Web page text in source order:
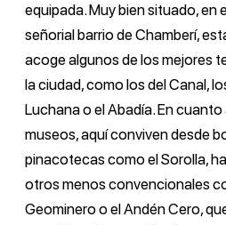
equipada. Muy bien situado, en
señorial barrio de Chamberí,
acoge algunos de los mejores
la ciudad, como los del Canal,
Luchana o el Abadía. En cuanto
museos, aquí conviven desde
pinacotecas como el Sorolla,
otros menos convencionales
Geominero o el Andén Cero,